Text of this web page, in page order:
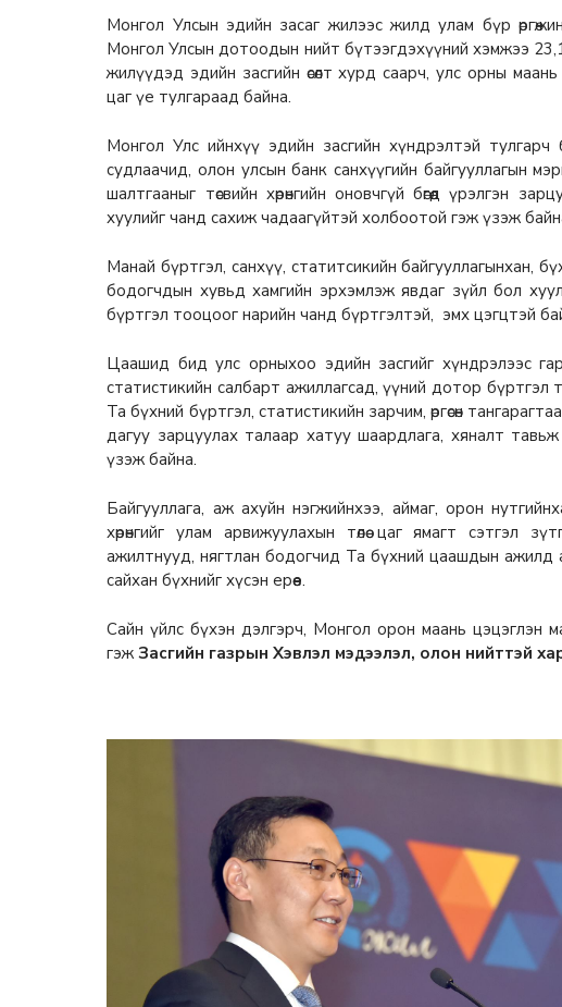
Монгол Улсын эдийн засаг жилээс жилд улам бүр
Монгол Улсын дотоодын нийт бүтээгдэхүүний хэмжээ 23,1
жилүүдэд эдийн засгийн өсөлт хурд саарч, улс орны
цаг үе тулгараад байна.
Монгол Улс ийнхүү эдийн засгийн хүндрэлтэй тулгарч
судлаачид, олон улсын банк санхүүгийн байгууллагын
шалтгааныг төсвийн хөрөнгийн оновчгүй бөгөөд үрэлгэн
хуулийг чанд сахиж чадаагүйтэй холбоотой гэж үзэж
Манай бүртгэл, санхүү, статитсикийн байгууллагынхан,
бодогчдын хувьд хамгийн эрхэмлэж явдаг зүйл бол
бүртгэл тооцоог нарийн чанд бүртгэлтэй, эмх цэгцтэй
Цаашид бид улс орныхоо эдийн засгийг хүндрэлээс
статистикийн салбарт ажиллагсад, үүний дотор бүртгэл
Та бүхний бүртгэл, статистикийн зарчим, өргөсөн тангарагтаа
дагуу зарцуулах талаар хатуу шаардлага, хяналт
үзэж байна.
Байгууллага, аж ахуйн нэгжийнхээ, аймаг, орон
хөрөнгийг улам арвижуулахын төлөө цаг ямагт сэтгэл
ажилтнууд, нягтлан бодогчид Та бүхний цаашдын ажилд
сайхан бүхнийг хүсэн ерөөе.
Сайн үйлс бүхэн дэлгэрч, Монгол орон маань цэцэглэн
гэжЗасгийн газрын Хэвлэл мэдээлэл, олон нийттэй